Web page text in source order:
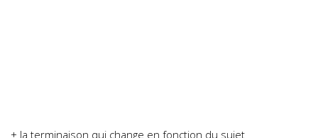
+ la terminaison qui change en fonction du sujet